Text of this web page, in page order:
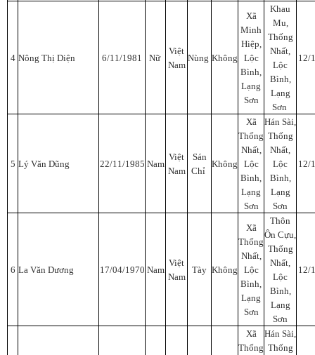
4 Nông Thị Diện 6/11/1981 Nữ
Việt
Nam
Nùng Không
Xã
Minh
Hiệp,
Lộc
Bình,
Lạng
Sơn
Khau
Mu,
Thống
Nhất,
Lộc
Bình,
Lạng
Sơn
12/
5 Lý Văn Dũng 22/11/1985 Nam
Việt
Nam
Sán
Chỉ
Không
Xã
Thống
Nhất,
Lộc
Bình,
Lạng
Sơn
Hán Sài,
Thống
Nhất,
Lộc
Bình,
Lạng
Sơn
12/
6 La Văn Dương 17/04/1970 Nam
Việt
Nam
Tày Không
Xã
Thống
Nhất,
Lộc
Bình,
Lạng
Sơn
Thôn
Ôn Cựu,
Thống
Nhất,
Lộc
Bình,
Lạng
Sơn
12/
Xã
Thống
Hán Sài,
Thống